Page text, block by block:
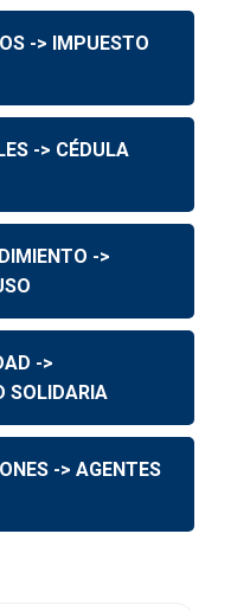
-> IMPUESTO
-> CÉDULA
->
->
SOLIDARIA
-> AGENTES